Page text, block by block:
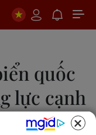
quốc
lực cạnh